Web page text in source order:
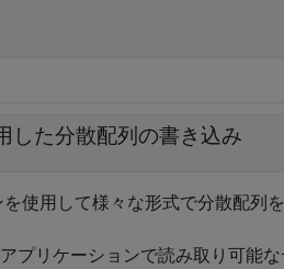
した分散配列の書き込み
使用して様々な形式で分散配列
プリケーションで読み取り可能